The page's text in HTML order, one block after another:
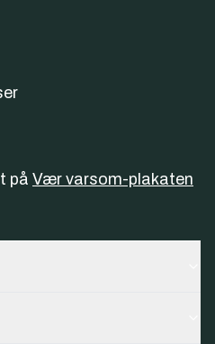
på Vær varsom-plakaten